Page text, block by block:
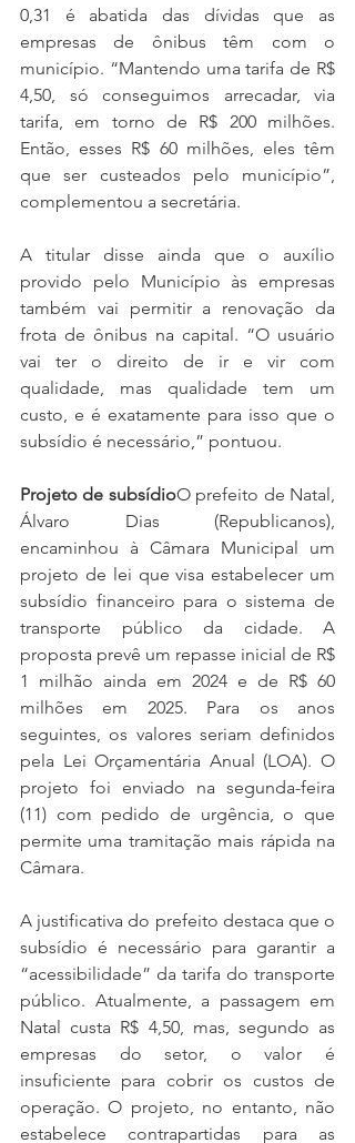
0,31 é abatida das dívidas que as
empresas de ônibus têm com o
município. “Mantendo uma tarifa de R$
4,50, só conseguimos arrecadar, via
tarifa, em torno de R$ 200 milhões.
Então, esses R$ 60 milhões, eles têm
que ser custeados pelo município”,
complementou a secretária.
A titular disse ainda que o auxílio
provido pelo Município às empresas
também vai permitir a renovação da
frota de ônibus na capital. “O usuário
vai ter o direito de ir e vir com
qualidade, mas qualidade tem um
custo, e é exatamente para isso que o
subsídio é necessário,” pontuou.
Projeto de subsídioO prefeito de Natal,
Álvaro Dias (Republicanos),
encaminhou à Câmara Municipal um
projeto de lei que visa estabelecer um
subsídio financeiro para o sistema de
transporte público da cidade. A
proposta prevê um repasse inicial de R$
1 milhão ainda em 2024 e de R$ 60
milhões em 2025. Para os anos
seguintes, os valores seriam definidos
pela Lei Orçamentária Anual (LOA). O
projeto foi enviado na segunda-feira
(11) com pedido de urgência, o que
permite uma tramitação mais rápida na
Câmara.
A justificativa do prefeito destaca que o
subsídio é necessário para garantir a
“acessibilidade” da tarifa do transporte
público. Atualmente, a passagem em
Natal custa R$ 4,50, mas, segundo as
empresas do setor, o valor é
insuficiente para cobrir os custos de
operação. O projeto, no entanto, não
estabelece contrapartidas para as